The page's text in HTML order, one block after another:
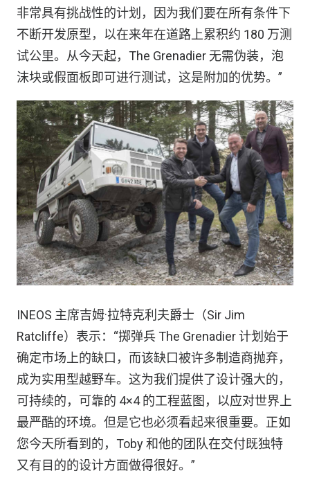
非常具有挑战性的计划，因为我们要在所有条件下
不断开发原型，以在来年在道路上累积约 180 万测
试公里。从今天起，The Grenadier 无需伪装，泡
沫块或假面板即可进行测试，这是附加的优势。”
INEOS 主席吉姆·拉特克利夫爵士（Sir Jim
Ratcliffe）表示：“掷弹兵 The Grenadier 计划始于
确定市场上的缺口，而该缺口被许多制造商抛弃，
成为实用型越野车。这为我们提供了设计强大的，
可持续的，可靠的 4×4 的工程蓝图，以应对世界上
最严酷的环境。但是它也必须看起来很重要。正如
您今天所看到的，Toby 和他的团队在交付既独特
又有目的的设计方面做得很好。”